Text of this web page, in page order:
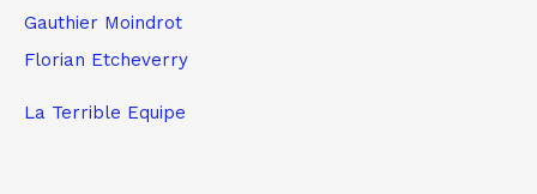
Gauthier Moindrot
Florian Etcheverry
La Terrible Equipe